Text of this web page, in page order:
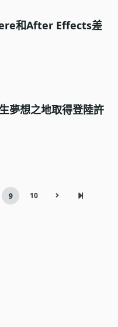
和After Effects差
夢想之地取得登陸許
9 10